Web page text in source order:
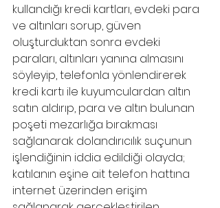
kullandığı kredi kartları, evdeki para
ve altınları sorup, güven
oluşturduktan sonra evdeki
paraları, altınları yanına almasını
söyleyip, telefonla yönlendirerek
kredi kartı ile kuyumculardan altın
satın aldırıp, para ve altın bulunan
poşeti mezarlığa bırakması
sağlanarak dolandırıcılık suçunun
işlendiğinin iddia edildiği olayda;
katılanın eşine ait telefon hattına
internet üzerinden erişim